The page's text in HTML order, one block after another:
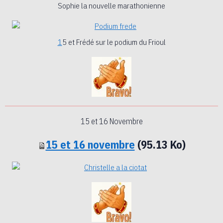
Sophie la nouvelle marathonienne
15 et Frédé sur le podium du Frioul
15 et 16 Novembre
15 et 16 novembre (95.13 Ko)